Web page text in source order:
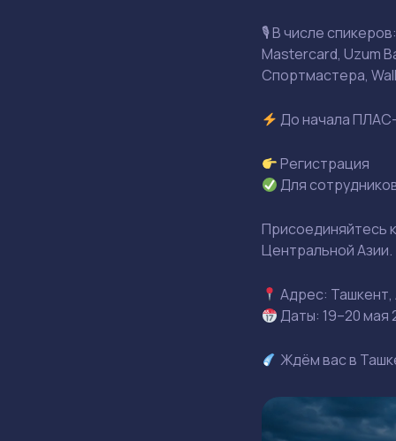
🎙 В числе
Mastercard, Uzum
Спортмастера,
До начала
Регистрация
Для
Присоединяйтесь
Центральной Азии.
Адрес: Ташкент,
Даты: 19–20 мая
Ждём вас в